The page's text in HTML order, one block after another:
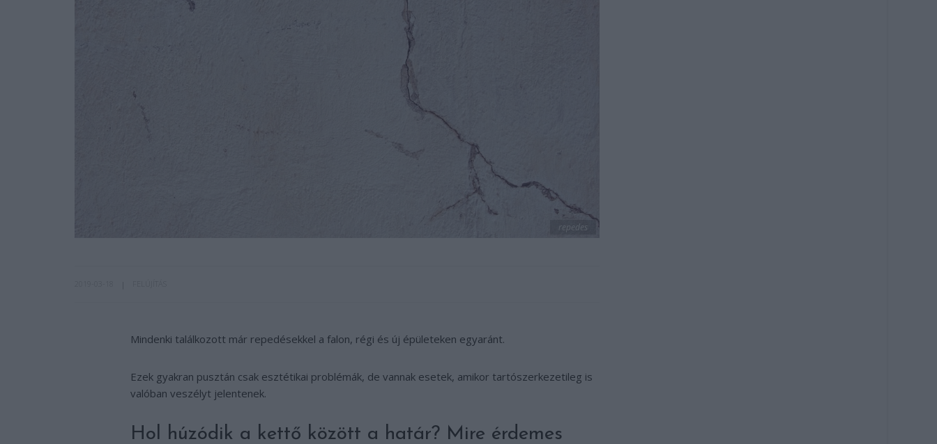
repedes
Mindenki találkozott már repedésekkel a falon, régi és új épületeken egyaránt.
Ezek gyakran pusztán csak esztétikai problémák, de vannak esetek, amikor tartószerkezetileg is
valóban veszélyt jelentenek.
Hol húzódik a kettő között a határ? Mire érdemes